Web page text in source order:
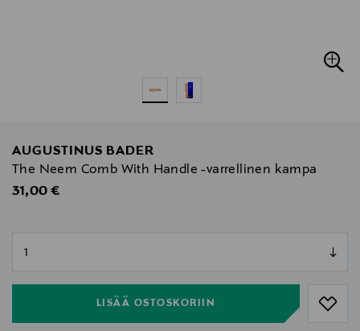
AUGUSTINUS BADER
The Neem Comb With Handle -varrellinen kampa
Original Price
31,00 €
LISÄÄ OSTOSKORIIN